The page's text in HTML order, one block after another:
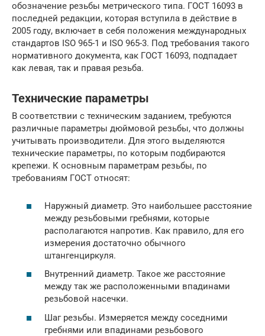
обозначение резьбы метрического типа. ГОСТ 16093 в
последней редакции, которая вступила в действие в
2005 году, включает в себя положения международных
стандартов ISO 965-1 и ISO 965-3. Под требования такого
нормативного документа, как ГОСТ 16093, подпадает
как левая, так и правая резьба.
Технические параметры
В соответствии с техническим заданием, требуются
различные параметры дюймовой резьбы, что должны
учитывать производители. Для этого выделяются
технические параметры, по которым подбираются
крепежи. К основным параметрам резьбы, по
требованиям ГОСТ относят:
Наружный диаметр. Это наибольшее расстояние
между резьбовыми гребнями, которые
располагаются напротив. Как правило, для его
измерения достаточно обычного
штангенциркуля.
Внутренний диаметр. Такое же расстояние
между так же расположенными впадинами
резьбовой насечки.
Шаг резьбы. Измеряется между соседними
гребнями или впадинами резьбового